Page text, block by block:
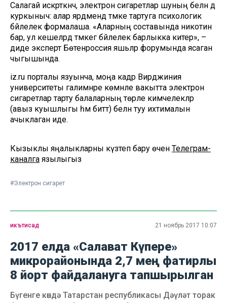
Салагай искәрткәнчә, электрон сигаретлар шуның белән дә
куркыныч: алар ярдәмендә тәмәке тартуга психологик
бәйлелек формалаша. «Аларның составында никотин
бар, ул кешеләрдә тәмәкегә бәйлелек барлыкка китерә», –
диде эксперт Бөтенроссия яшьләр форумында ясаган
чыгышында.
iz.ru порталы язуынча, моңа кадәр Вирджиния
университеты галимнәре көмәнле вакытта электрон
сигаретлар тарту балаларның төрле кимчелекләр
(авыз куышлыгы һәм биттә) белән туу ихтималын
ачыклаган иде.
Кызыклы яңалыкларны күзәтеп бару өчен Телеграм-
каналга язылыгыз
#Электрон сигарет
икътисад 21 ноябрь 2017 10:07
2017 елда «Салават Күпере»
микрорайонында 2,7 мең фатирлы
8 йорт файдалануга тапшырылган
Бүгенге көндә Татарстан республикасы Дәүләт торак